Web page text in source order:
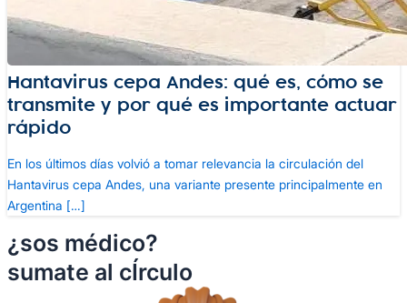
Hantavirus cepa Andes: qué es, cómo se
transmite y por qué es importante actuar
rápido
En los últimos días volvió a tomar relevancia la circulación del
Hantavirus cepa Andes, una variante presente principalmente en
Argentina […]
¿sos médico?
sumate al cÍrculo